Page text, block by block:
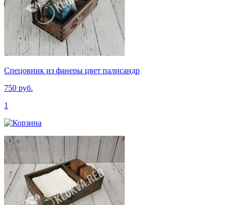
Спецовник из фанеры цвет палисандр
750 руб.
1